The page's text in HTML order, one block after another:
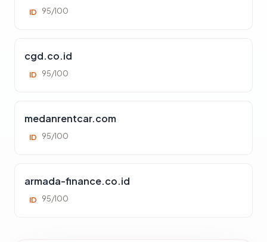
ID 95/100
cgd.co.id
ID 95/100
medanrentcar.com
ID 95/100
armada-finance.co.id
ID 95/100